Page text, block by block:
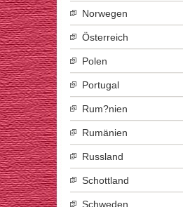
Norwegen
Österreich
Polen
Portugal
Rum?nien
Rumänien
Russland
Schottland
Schweden